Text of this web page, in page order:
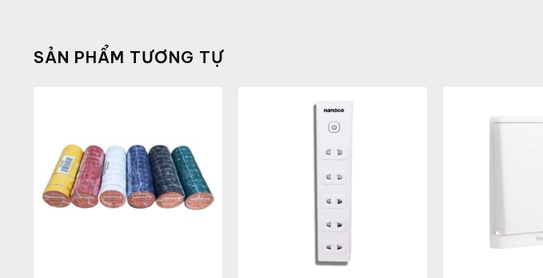
SẢN PHẨM TƯƠNG TỰ